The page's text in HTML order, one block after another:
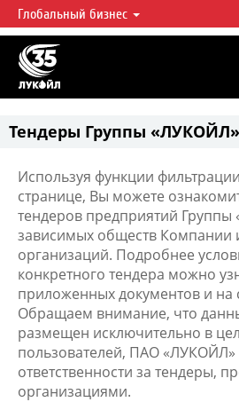
ЛУКОЙЛ СЕГОДНЯ
ЛУКОЙЛ — одна из крупнейших вертикально
нефтегазовых компаний в мире, на долю
мировой добычи нефти и около 1%
Глобальный бизнес
Тендеры Группы «ЛУКОЙЛ»
Используя функции
странице, Вы можете
тендеров предприятий
зависимых обществ Компании
организаций. Подробнее
конкретного тендера можно
приложенных документов и на
Обращаем внимание, что
размещен исключительно в
пользователей, ПАО «ЛУКОЙЛ»
ответственности за тендеры,
организациями.